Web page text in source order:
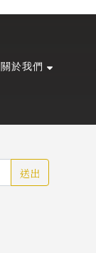
關於我們
送出